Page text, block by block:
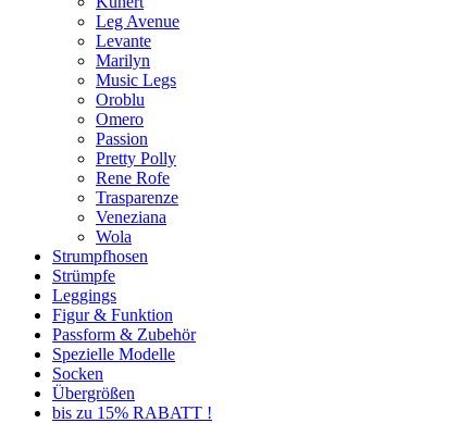
Leg Avenue
Levante
Marilyn
Music Legs
Oroblu
Omero
Passion
Pretty Polly
Rene Rofe
Trasparenze
Veneziana
Wola
Strumpfhosen
Strümpfe
Leggings
Figur & Funktion
Passform & Zubehör
Spezielle Modelle
Socken
Übergrößen
bis zu 15% RABATT !